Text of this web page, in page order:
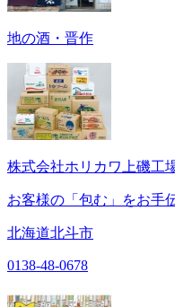
地の酒・晋作
株式会社ホリカワ上磯工
お客様の「包む」をお手
北海道北斗市
0138-48-0678